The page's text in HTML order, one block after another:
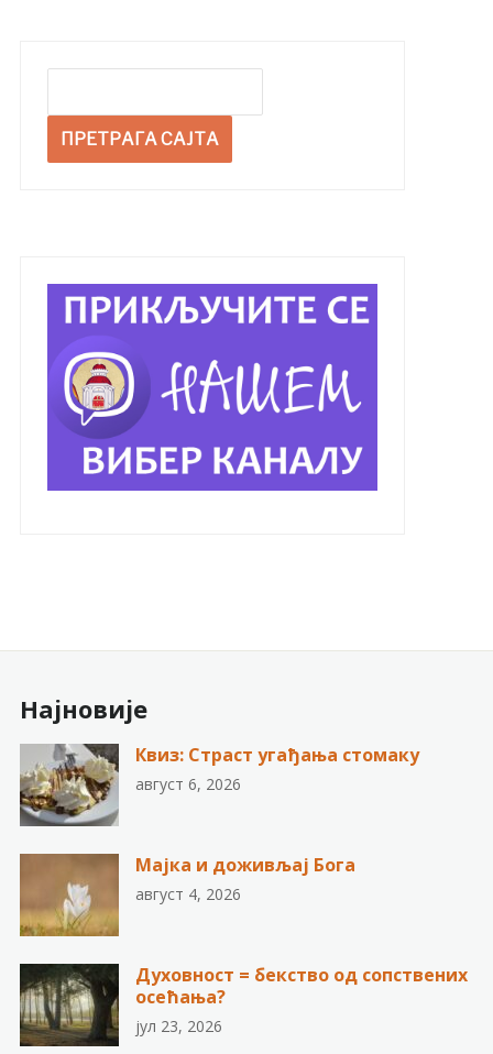
Најновије
Квиз: Страст угађања стомаку
август 6, 2026
Мајка и доживљај Бога
август 4, 2026
Духовност = бекство од сопствених
осећања?
јул 23, 2026